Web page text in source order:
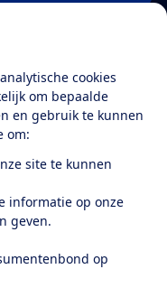
cookies
om bepaalde
en gebruik te kunnen
om:
site te kunnen
informatie op onze
geven.
op